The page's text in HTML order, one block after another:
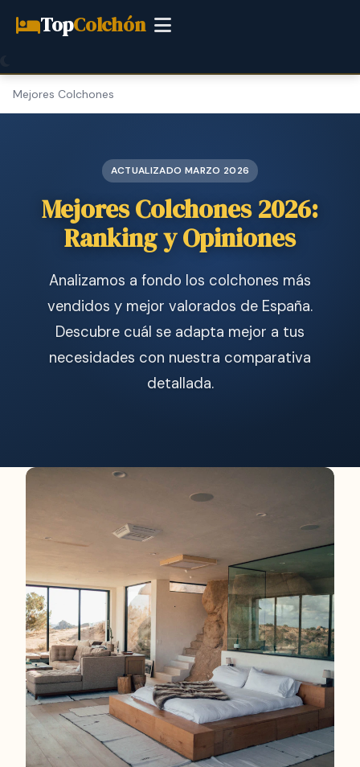
TopColchón
Mejores Colchones
ACTUALIZADO MARZO 2026
Mejores Colchones 2026:
Ranking y Opiniones
Analizamos a fondo los colchones más
vendidos y mejor valorados de España.
Descubre cuál se adapta mejor a tus
necesidades con nuestra comparativa
detallada.